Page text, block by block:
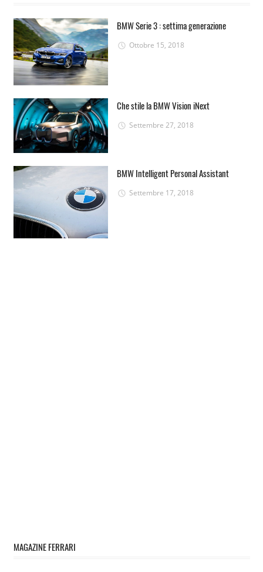
BMW Serie 3 : settima generazione
Ottobre 15, 2018
Che stile la BMW Vision iNext
Settembre 27, 2018
BMW Intelligent Personal Assistant
Settembre 17, 2018
MAGAZINE FERRARI